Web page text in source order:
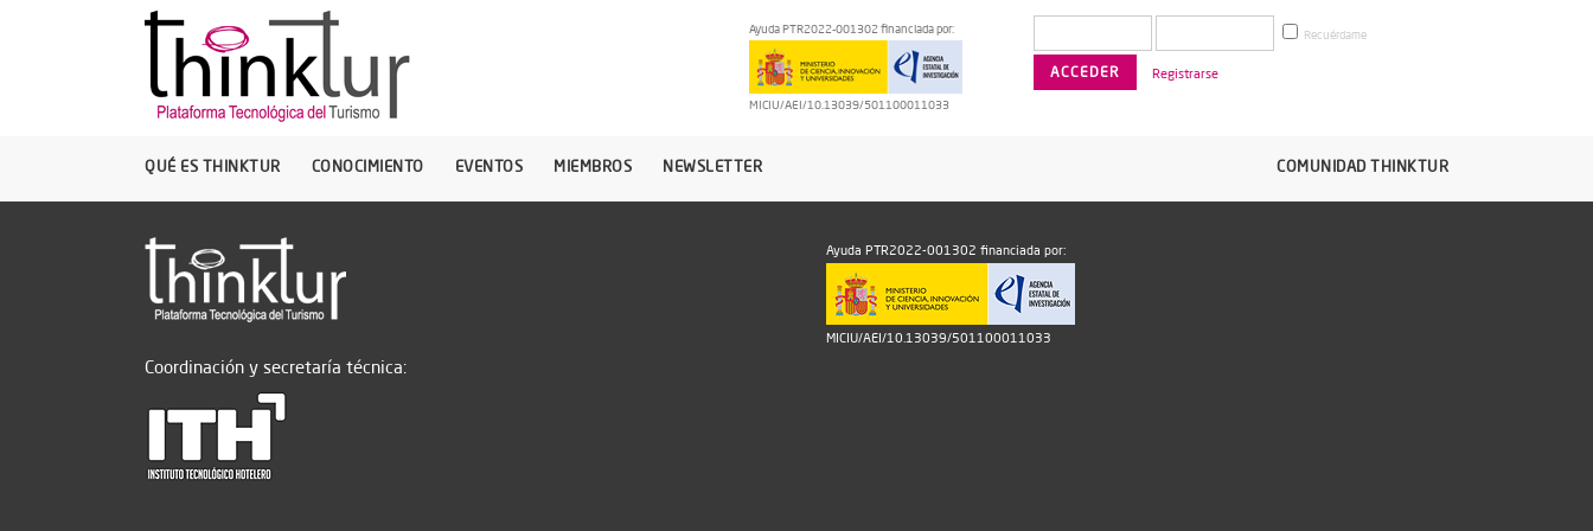
Ayuda PTR2022-001302 financiada por:
MICIU/AEI/10.13039/501100011033
Recuérdame
Registrarse
QUÉ ES THINKTUR CONOCIMIENTO EVENTOS MIEMBROS NEWSLETTER COMUNIDAD THINKTUR
Coordinación y secretaría técnica:
Ayuda PTR2022-001302 financiada por:
MICIU/AEI/10.13039/501100011033